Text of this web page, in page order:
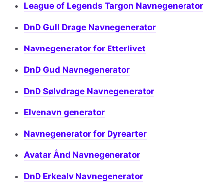
League of Legends Targon Navnegenerator
DnD Gull Drage Navnegenerator
Navnegenerator for Etterlivet
DnD Gud Navnegenerator
DnD Sølvdrage Navnegenerator
Elvenavn generator
Navnegenerator for Dyrearter
Avatar Ånd Navnegenerator
DnD Erkealv Navnegenerator